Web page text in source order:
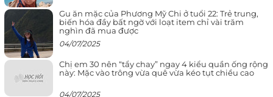
Gu ăn mặc của Phương Mỹ Chi ở tuổi 22: Trẻ trung,
biến hóa đầy bất ngờ với loạt item chỉ vài trăm
nghìn đã mua được
04/07/2025
Chị em 30 nên “tẩy chay” ngay 4 kiểu quần ống rộng
này: Mặc vào trông vừa quê vừa kéo tụt chiều cao
04/07/2025